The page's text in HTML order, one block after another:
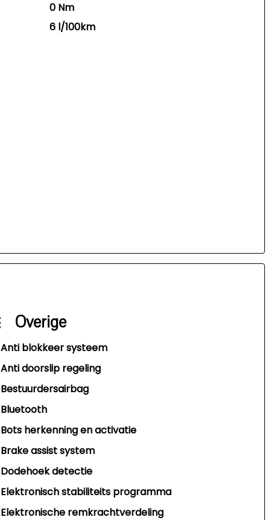
0 Nm
6 l/100km
Overige
Anti blokkeer systeem
Anti doorslip regeling
Bestuurdersairbag
Bluetooth
Bots herkenning en activatie
Brake assist system
Dodehoek detectie
Elektronisch stabiliteits programma
Elektronische remkrachtverdeling